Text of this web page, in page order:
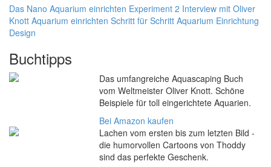
Das Nano Aquarium einrichten Experiment 2 Interview mit Oliver
Knott Aquarium einrichten Schritt für Schritt Aquarium Einrichtung
Design
Buchtipps
Das umfangreiche Aquascaping Buch
vom Weltmeister Oliver Knott. Schöne
Beispiele für toll eingerichtete Aquarien.
Bei Amazon kaufen
Lachen vom ersten bis zum letzten Bild -
die humorvollen Cartoons von Thoddy
sind das perfekte Geschenk.